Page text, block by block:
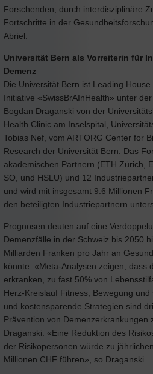
Forschenden, durch interdisziplinäre
Fortschritte in der
Abriel.
Universität Bern als Vorreiterin für
Demenz
Die Universität Bern ist Leading
Initiative «SwissBrAInHealth» unter
Bogdan Draganski von der
Health Clinic am Inselspital,
Tobias Nef, vom ARTORG Center for
Research der Universität Bern. Das
akademischen Partnern (ETH Zürich,
SO, und HSLU) und 12
und wird mit insgesamt 9.6 Millionen
den beteiligten Industriepartnern
Prognosen deuten auf eine
Demenzfälle in der Schweiz bis 2050
Milliarden Franken pro Jahr an
könnte. «Meta-Analysen zeigen, dass
erkranken, zu fast 50% von
Herz-Kreislauf Fitness, Bewegung
und kostensparende Strategien sind
Prävention von Demenzerkrankungen
Draganski. «Eine Reduktion des
der Risikopersonen würde zu
Millionen CHF führen», so Draganski.